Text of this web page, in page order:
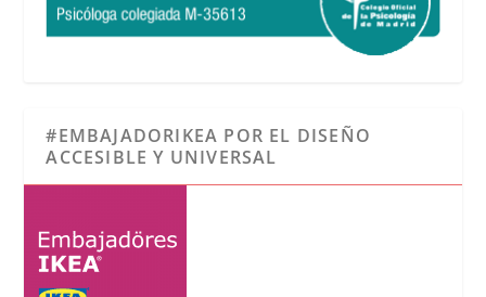
#EMBAJADORIKEA POR EL DISEÑO
ACCESIBLE Y UNIVERSAL